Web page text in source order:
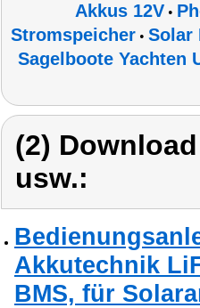
Akkus 12V•
Stromspeicher • Solar
Sagelboote Yachten
(2)
usw.:
Akkutechnik
BMS, für